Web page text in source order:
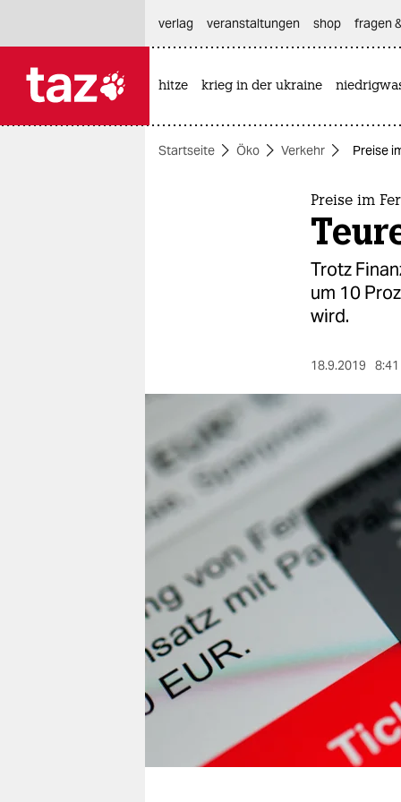
themen
nord
wahrheit
verlag
veranstaltungen
shop
fragen & hilfe
unterstützen
genossenschaft
verlag
veranstaltungen shop fragen
hitze krieg in der ukraine
Startseite Öko Verkehr Preise
Preise im
Trotz
um 10
wird.
18.9.2019